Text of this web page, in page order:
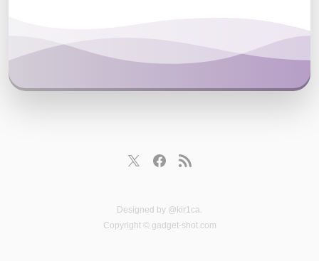
Designed by @kir1ca.
Copyright © gadget-shot.com